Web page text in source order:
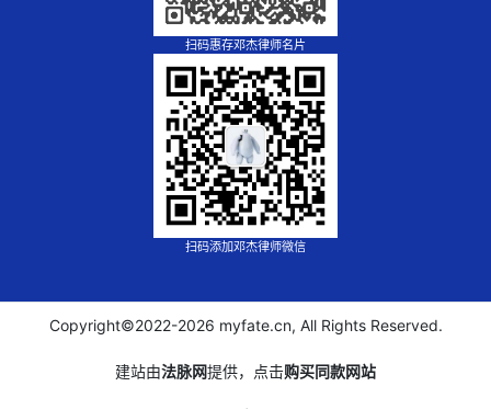
扫码惠存邓杰律师名片
扫码添加邓杰律师微信
Copyright©2022-2026 myfate.cn, All Rights Reserved.
建站由法脉网提供，点击购买同款网站